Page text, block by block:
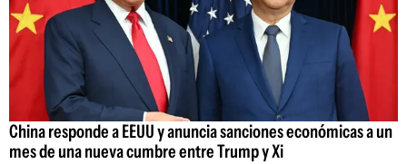
China responde a EEUU y anuncia sanciones económicas a un
mes de una nueva cumbre entre Trump y Xi